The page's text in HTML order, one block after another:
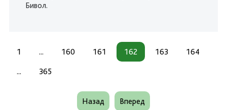
Бивол.
1 ... 160 161 162 163 164
... 365
Назад Вперед